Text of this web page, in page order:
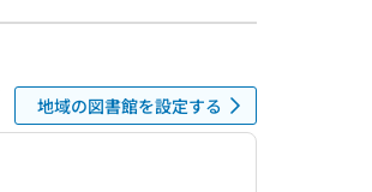
地域の図書館を設定する